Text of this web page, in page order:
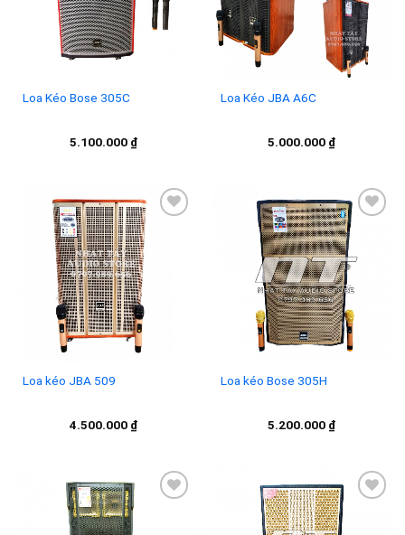
Loa Kéo Bose 305C
5.100.000 ₫
Loa Kéo JBA A6C
5.000.000 ₫
Loa kéo JBA 509
4.500.000 ₫
Add to
wishlist
Loa kéo Bose 305H
5.200.000 ₫